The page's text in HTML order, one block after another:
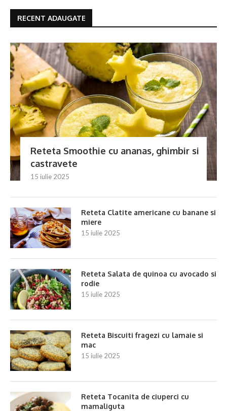
RECENT ADAUGATE
Reteta Smoothie cu ananas, ghimbir si
castravete
15 iulie 2025
Reteta Clatite americane cu banane si
miere
15 iulie 2025
Reteta Salata de quinoa cu avocado si
rodie
15 iulie 2025
Reteta Biscuiti fragezi cu lamaie si
mac
15 iulie 2025
Reteta Tocanita de ciuperci cu
mamaliguta